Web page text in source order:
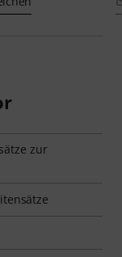
zur